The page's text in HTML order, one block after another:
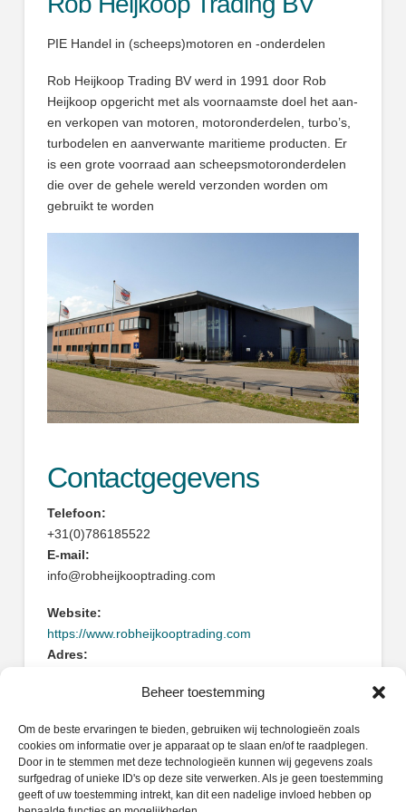
Beheer toestemming
Om de beste ervaringen te bieden, gebruiken wij technologieën zoals
cookies om informatie over je apparaat op te slaan en/of te raadplegen.
Door in te stemmen met deze technologieën kunnen wij gegevens zoals
surfgedrag of unieke ID's op deze site verwerken. Als je geen toestemming
geeft of uw toestemming intrekt, kan dit een nadelige invloed hebben op
PIE Handel in (scheeps)motoren en -onderdelen
Rob Heijkoop Trading BV werd in 1991 door Rob
Heijkoop opgericht met als voornaamste doel het aan-
en verkopen van motoren, motoronderdelen, turbo’s,
turbodelen en aanverwante maritieme producten. Er
is een grote voorraad aan scheepsmotoronderdelen
die over de gehele wereld verzonden worden om
gebruikt te worden
Contactgegevens
Telefoon:
+31(0)786185522
E-mail:
info@robheijkooptrading.com
Website:
https://www.robheijkooptrading.com
Adres:
3316KG Dordrecht
Zoeken